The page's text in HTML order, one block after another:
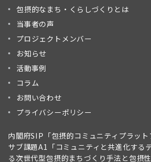
包摂的なまち・くらしづくりとは
当事者の声
プロジェクトメンバー
お知らせ
活動事例
コラム
お問い合わせ
プライバシーポリシー
内閣府SIP「包摂的コミュニティプラット
サブ課題A1「コミュニティと共進化する
る次世代型包摂的まちづくり手法と包摂